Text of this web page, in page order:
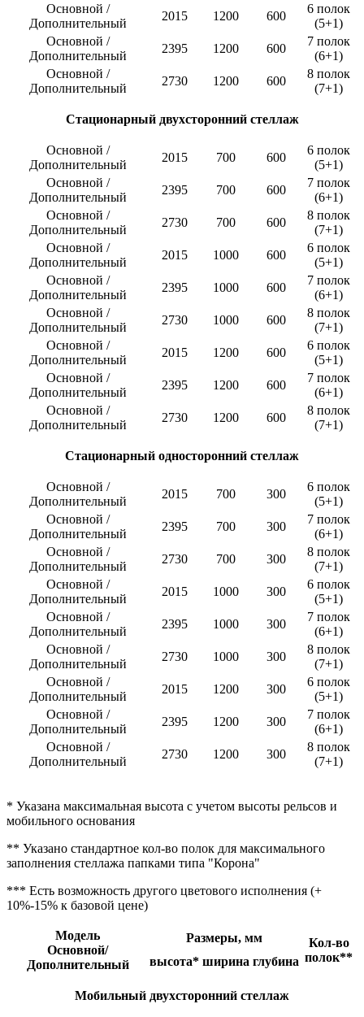
Основной /
Дополнительный
2015 1200 600
6 полок
(5+1)
Основной /
Дополнительный
2395 1200 600
7 полок
(6+1)
Основной /
Дополнительный
2730 1200 600
8 полок
(7+1)
Стационарный двухсторонний стеллаж
Основной /
Дополнительный
2015 700 600
6 полок
(5+1)
Основной /
Дополнительный
2395 700 600
7 полок
(6+1)
Основной /
Дополнительный
2730 700 600
8 полок
(7+1)
Основной /
Дополнительный
2015 1000 600
6 полок
(5+1)
Основной /
Дополнительный
2395 1000 600
7 полок
(6+1)
Основной /
Дополнительный
2730 1000 600
8 полок
(7+1)
Основной /
Дополнительный
2015 1200 600
6 полок
(5+1)
Основной /
Дополнительный
2395 1200 600
7 полок
(6+1)
Основной /
Дополнительный
2730 1200 600
8 полок
(7+1)
Стационарный односторонний стеллаж
Основной /
Дополнительный
2015 700 300
6 полок
(5+1)
Основной /
Дополнительный
2395 700 300
7 полок
(6+1)
Основной /
Дополнительный
2730 700 300
8 полок
(7+1)
Основной /
Дополнительный
2015 1000 300
6 полок
(5+1)
Основной /
Дополнительный
2395 1000 300
7 полок
(6+1)
Основной /
Дополнительный
2730 1000 300
8 полок
(7+1)
Основной /
Дополнительный
2015 1200 300
6 полок
(5+1)
Основной /
Дополнительный
2395 1200 300
7 полок
(6+1)
Основной /
Дополнительный
2730 1200 300
8 полок
(7+1)
* Указана максимальная высота с учетом высоты рельсов и
мобильного основания
** Указано стандартное кол-во полок для максимального
заполнения стеллажа папками типа "Корона"
*** Есть возможность другого цветового исполнения (+
10%-15% к базовой цене)
Модель
Основной/
Дополнительный
Размеры, мм
Кол-во
полок**
высота* ширина глубина
Мобильный двухсторонний стеллаж